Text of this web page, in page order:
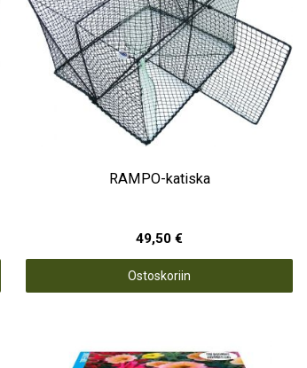
RAMPO-katiska
49,50 €
Ostoskoriin